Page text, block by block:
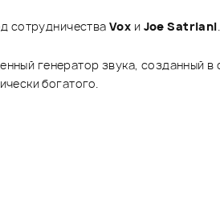
сотрудничестваVox и Joe Satriani.
генератор звука, созданный
богатого.